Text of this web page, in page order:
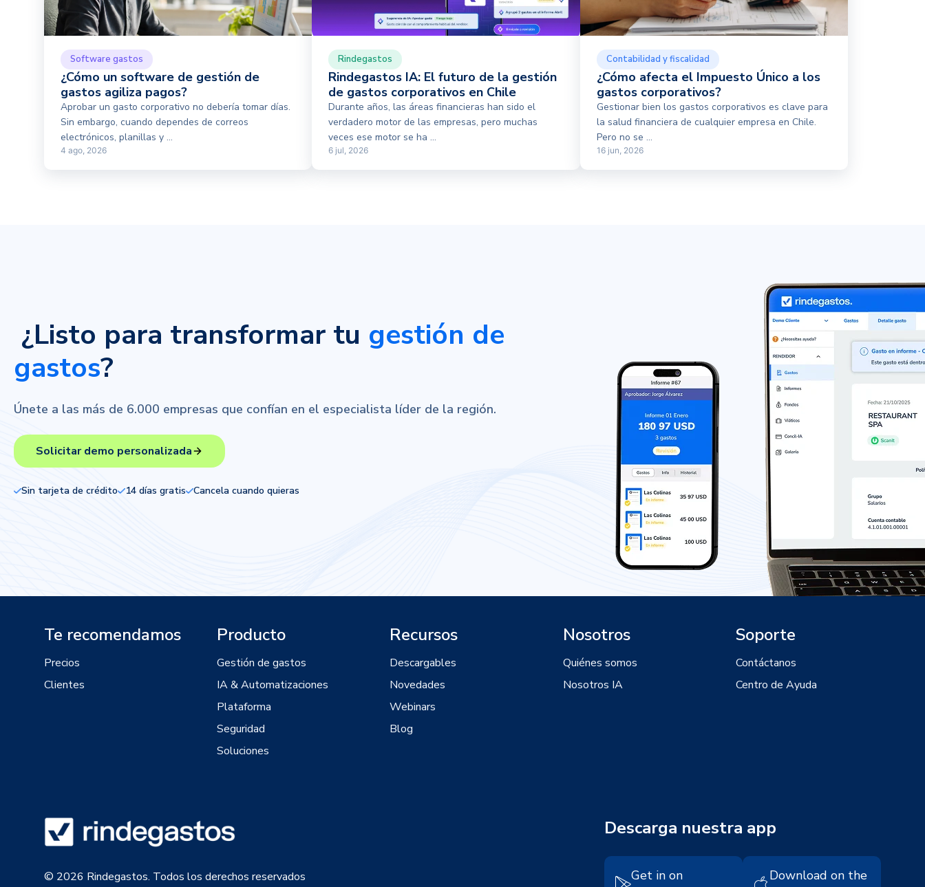
Software gastos
¿Cómo un software de gestión de
gastos agiliza pagos?
Aprobar un gasto corporativo no debería tomar días.
Sin embargo, cuando dependes de correos
electrónicos, planillas y ...
4 ago, 2026
Rindegastos
Rindegastos IA: El futuro de la gestión
de gastos corporativos en Chile
Durante años, las áreas financieras han sido el
verdadero motor de las empresas, pero muchas
veces ese motor se ha ...
6 jul, 2026
Contabilidad y fiscalidad
¿Cómo afecta el Impuesto Único a los
gastos corporativos?
Gestionar bien los gastos corporativos es clave para
la salud financiera de cualquier empresa en Chile.
Pero no se ...
16 jun, 2026
¿Listo para transformar tu gestión de
gastos?
Únete a las más de 6.000 empresas que confían en el especialista líder de la región.
Solicitar demo personalizada
Sin tarjeta de crédito 14 días gratis Cancela cuando quieras
Te recomendamos
Precios
Clientes
Producto
Gestión de gastos
IA & Automatizaciones
Plataforma
Seguridad
Soluciones
Recursos
Descargables
Novedades
Webinars
Blog
Nosotros
Quiénes somos
Nosotros IA
Soporte
Contáctanos
Centro de Ayuda
© 2026 Rindegastos. Todos los derechos reservados
Descarga nuestra app
Get in on
Download on the